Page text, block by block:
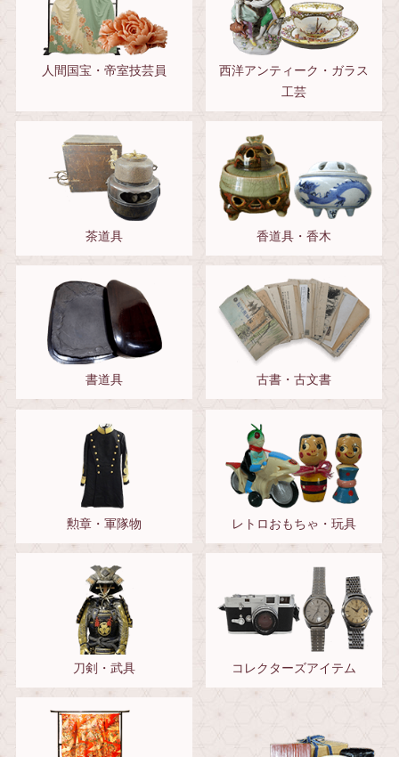
人間国宝・帝室技芸員
西洋アンティーク・ガラス
工芸
茶道具 香道具・香木
書道具 古書・古文書
勲章・軍隊物 レトロおもちゃ・玩具
刀剣・武具 コレクターズアイテム